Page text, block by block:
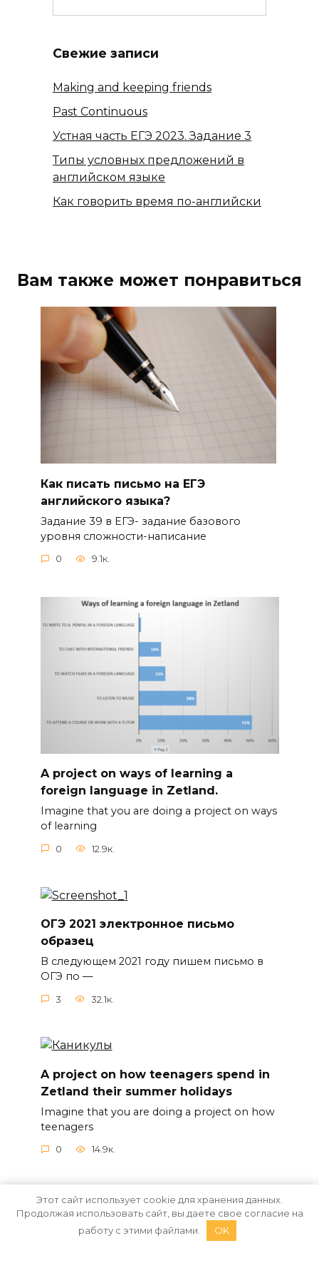
Свежие записи
Making and keeping friends
Past Continuous
Устная часть ЕГЭ 2023. Задание 3
Типы условных предложений в
английском языке
Как говорить время по-английски
Вам также может понравиться
Как писать письмо на ЕГЭ
английского языка?
Задание 39 в ЕГЭ- задание базового
уровня сложности-написание
0 9.1к.
A project on ways of learning a
foreign language in Zetland.
Imagine that you are doing a project on ways
of learning
0 12.9к.
ОГЭ 2021 электронное письмо
образец
В следующем 2021 году пишем письмо в
ОГЭ по —
3 32.1к.
A project on how teenagers spend in
Zetland their summer holidays
Imagine that you are doing a project on how
teenagers
0 14.9к.
Этот сайт использует cookie для хранения данных.
Продолжая использовать сайт, вы даете свое согласие на
работу с этими файлами.
OK